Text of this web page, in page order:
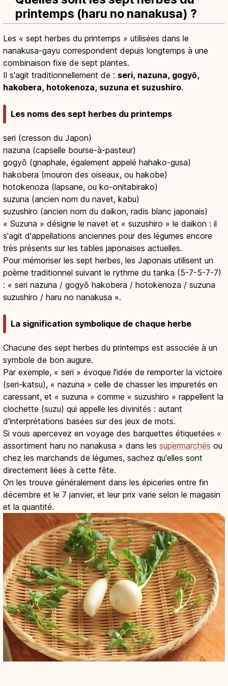
printemps (haru no nanakusa) ?
Les « sept herbes du printemps » utilisées dans le
nanakusa-gayu correspondent depuis longtemps à une
combinaison fixe de sept plantes.
Il s'agit traditionnellement de : seri, nazuna, gogyō,
hakobera, hotokenoza, suzuna et suzushiro.
Les noms des sept herbes du printemps
seri (cresson du Japon)
nazuna (capselle bourse-à-pasteur)
gogyō (gnaphale, également appelé hahako-gusa)
hakobera (mouron des oiseaux, ou hakobe)
hotokenoza (lapsane, ou ko-onitabirako)
suzuna (ancien nom du navet, kabu)
suzushiro (ancien nom du daikon, radis blanc japonais)
« Suzuna » désigne le navet et « suzushiro » le daikon : il
s'agit d'appellations anciennes pour des légumes encore
très présents sur les tables japonaises actuelles.
Pour mémoriser les sept herbes, les Japonais utilisent un
poème traditionnel suivant le rythme du tanka (5-7-5-7-7)
: « seri nazuna / gogyō hakobera / hotokenoza / suzuna
suzushiro / haru no nanakusa ».
La signification symbolique de chaque herbe
Chacune des sept herbes du printemps est associée à un
symbole de bon augure.
Par exemple, « seri » évoque l'idée de remporter la victoire
(seri-katsu), « nazuna » celle de chasser les impuretés en
caressant, et « suzuna » comme « suzushiro » rappellent la
clochette (suzu) qui appelle les divinités : autant
d'interprétations basées sur des jeux de mots.
Si vous apercevez en voyage des barquettes étiquetées «
assortiment haru no nanakusa » dans les supermarchés ou
chez les marchands de légumes, sachez qu'elles sont
directement liées à cette fête.
On les trouve généralement dans les épiceries entre fin
décembre et le 7 janvier, et leur prix varie selon le magasin
et la quantité.